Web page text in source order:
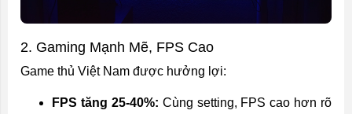
2. Gaming Mạnh Mẽ, FPS Cao
Game thủ Việt Nam được hưởng lợi:
FPS tăng 25-40%: Cùng setting, FPS cao hơn rõ